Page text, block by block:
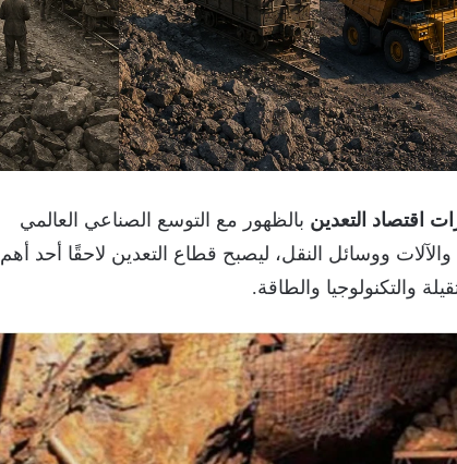
اقتصاد التعدين بالظهور مع التوسع الصناعي العالمي
ووسائل النقل، ليصبح قطاع التعدين لاحقًا أحد أهم
والتكنولوجيا والطاقة.